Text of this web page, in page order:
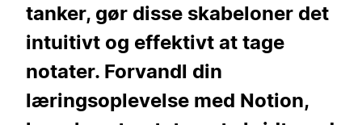
tanker, gør disse skabeloner det
intuitivt og effektivt at tage
notater. Forvandl din
læringsoplevelse med Notion,